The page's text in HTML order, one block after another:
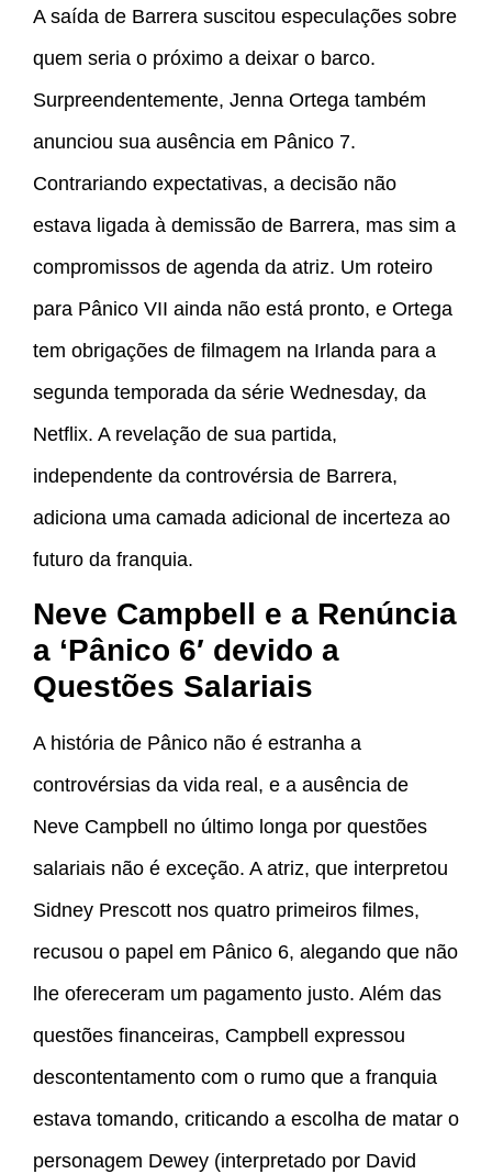
A saída de Barrera suscitou especulações sobre
quem seria o próximo a deixar o barco.
Surpreendentemente, Jenna Ortega também
anunciou sua ausência em Pânico 7.
Contrariando expectativas, a decisão não
estava ligada à demissão de Barrera, mas sim a
compromissos de agenda da atriz. Um roteiro
para Pânico VII ainda não está pronto, e Ortega
tem obrigações de filmagem na Irlanda para a
segunda temporada da série Wednesday, da
Netflix. A revelação de sua partida,
independente da controvérsia de Barrera,
adiciona uma camada adicional de incerteza ao
futuro da franquia.
Neve Campbell e a Renúncia
a ‘Pânico 6′ devido a
Questões Salariais
A história de Pânico não é estranha a
controvérsias da vida real, e a ausência de
Neve Campbell no último longa por questões
salariais não é exceção. A atriz, que interpretou
Sidney Prescott nos quatro primeiros filmes,
recusou o papel em Pânico 6, alegando que não
lhe ofereceram um pagamento justo. Além das
questões financeiras, Campbell expressou
descontentamento com o rumo que a franquia
estava tomando, criticando a escolha de matar o
personagem Dewey (interpretado por David